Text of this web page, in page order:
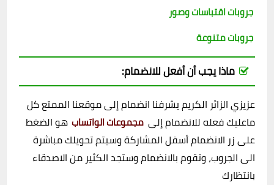
جروبات اقتباسات وصور
جروبات متنوعة
ماذا يجب أن أفعل للانضمام:
عزيزي الزائر الكريم يشرفنا انضمام إلى موقعنا الممتع كل
ماعليك فعله للانضمام إلى مجموعات الواتساب هو الضغط
على زر الانضمام أسفل المشاركة وسيتم تحويلك مباشرة
الى الجروب، وتقوم بالانضمام وستجد الكثير من الاصدقاء
بانتظارك